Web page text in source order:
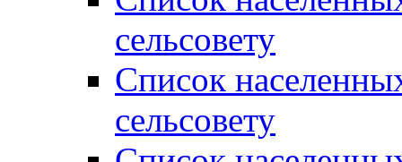
сельсовету
Список
сельсовету